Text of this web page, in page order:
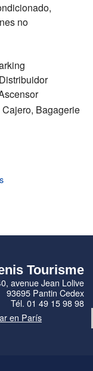
no
Bagagerie
Tourisme
avenue Jean Lolive
93695 Pantin Cedex
Tél. 01 49 15 98 98
en París